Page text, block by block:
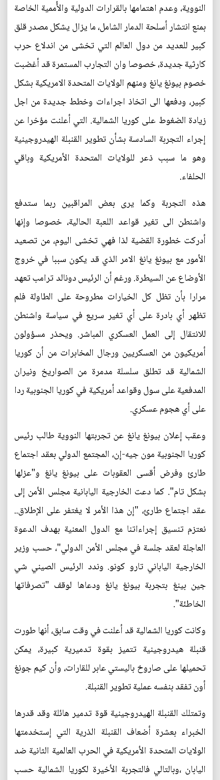
النووية، وعدم اهتمامها بالقرارات الدولية والأُممية الخاصة
بمنع انتشار أسلحة الدمار الشامل، ما يزال يشكل مصدر قلق
كبير للعديد من دول العالم التي تخشى من اندلاع حرب
كارثية جديدة، خصوصا وان التجارب المستمرة قد أغضبت
خصوم بيونغ يانغ ومنهم الولايات المتحدة الامريكية بشكل
كبير، ودفعها الى اتخاذ اجراءات وخطط جديدة من اجل
زيادة الضغوط على كوريا الشمالية. التي أعلنت مؤخرا عن
إجراء التجربة السادسة بشأن تطوير القنبلة الهيدروجينية
وهو ما سبب ذعر للولايات المتحدة الأمريكية وباقي
الحلفاء.
هذه التجربة وكما يرى بعض المراقبين ربما ستدفع
واشنطن الى تغير قواعد اللعبة الحالية، خصوصا وإنها
أدركت خطورة القضية لذا فهي تخشى اليوم، من تصعيد
الأمور مع بيونغ يانغ الامر الذي قد يكون سببا في خروج
الأوضاع عن السيطرة. ورغم أن الرئيس دونالد ترامب تعهد
مرارا بأن تظل كل الخيارات مطروحة على الطاولة فلم
تظهر أي بادرة على أي تغير سريع في سياسة واشنطن
للانتقال إلى العمل العسكري المباشر. ويحذر مسؤولون
أمريكيون من العسكريين ورجال المخابرات من أن كوريا
الشمالية قد تطلق سلسلة مدمرة من الصواريخ ونيران
المدفعية على سول وقواعد أمريكية في كوريا الجنوبية ردا
على أي هجوم عسكري.
وعقب إعلان بيونغ يانغ عن تجربتها النووية طالب رئيس
كوريا الجنوبية مون جيه-إن، المجتمع الدولي بعقد اجتماع
طارئ وفرض أقسى العقوبات على بيونغ يانغ و"عزلها
بشكل تام". كما دعت الخارجية اليابانية مجلس الأمن إلى
عقد اجتماع طارئ، "إن هذا الأمر لا يغتفر على الإطلاق..
نعتزم تنسيق إجراءاتنا مع الدول المعنية بهدف الدعوة
العاجلة لعقد جلسة في مجلس الأمن الدولي"، حسب وزير
الخارجية الياباني تارو كونو. وندد الرئيس الصيني شي
جين بينغ بتجربة بيونغ يانغ ودعاها لوقف "تصرفاتها
الخاطئة".
وكانت كوريا الشمالية قد أعلنت في وقت سابق، أنها طورت
قنبلة هيدروجينية تتميز بقوة تدميرية كبيرة، يمكن
تحميلها على صاروخ باليستي عابر للقارات، وأن كيم جونغ
أون تفقد بنفسه عملية تطوير القنبلة.
وتمتلك القنبلة الهيدروجينية قوة تدمير هائلة وقد قدرها
الخبراء بعشرة أضعاف القنبلة الذرية التي إستخدمتها
الولايات المتحدة الأمريكية في الحرب العالمية الثانية ضد
اليابان ،وبالتالي فالتجربة الأخيرة لكوريا الشمالية حسب